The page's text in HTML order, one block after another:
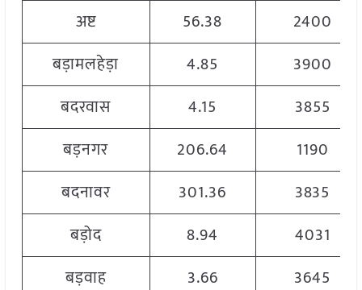
अष्ट 56.38
2400
बड़ामलहेड़ा
4.85
3900
बदरवास
4.15
3855
बड़नगर
206.64
1190
बदनावर
301.36
3835
बड़ोद
8.94
4031
बड़वाह
3.66
3645